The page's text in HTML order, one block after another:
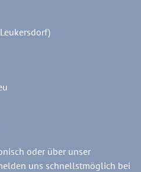
oder über unser
uns schnellstmöglich bei